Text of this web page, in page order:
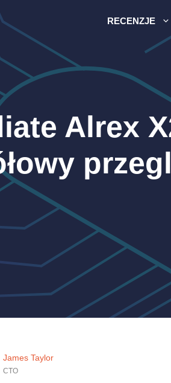
RECENZJE
Alrex
James Taylor
CTO